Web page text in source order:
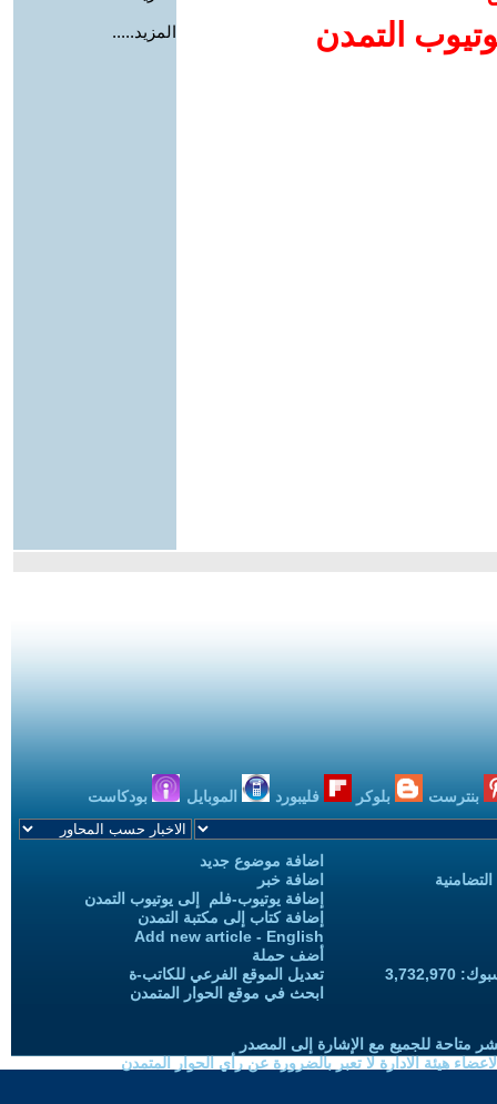
التمدن
المزيد.....
بنترست بلوكر فليبورد الموبايل بودكاست
اضافة موضوع جديد
اضافة خبر
إضافة يوتيوب-فلم إلى يوتيوب التمدن
إضافة كتاب إلى مكتبة التمدن
Add new article - English
أضف حملة
تعديل الموقع الفرعي للكاتب-ة
ابحث في موقع الحوار المتمدن
متاحة للجميع مع الإشارة إلى المصدر
هيئة الادارة لا تعبر بالضرورة عن رأي الحوار المتمدن